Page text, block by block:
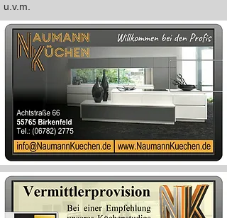
u.v.m.